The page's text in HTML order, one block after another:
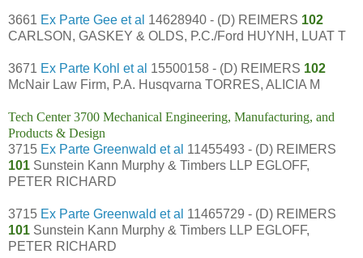
3661 Ex Parte Gee et al 14628940 - (D) REIMERS 102
CARLSON, GASKEY & OLDS, P.C./Ford HUYNH, LUAT T
3671 Ex Parte Kohl et al 15500158 - (D) REIMERS 102
McNair Law Firm, P.A. Husqvarna TORRES, ALICIA M
Tech Center 3700 Mechanical Engineering, Manufacturing, and
Products & Design
3715 Ex Parte Greenwald et al 11455493 - (D) REIMERS
101 Sunstein Kann Murphy & Timbers LLP EGLOFF,
PETER RICHARD
3715 Ex Parte Greenwald et al 11465729 - (D) REIMERS
101 Sunstein Kann Murphy & Timbers LLP EGLOFF,
PETER RICHARD